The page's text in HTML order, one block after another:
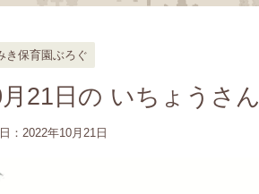
き保育園ぶろぐ
21日の いちょうさん
： 2022年10月21日